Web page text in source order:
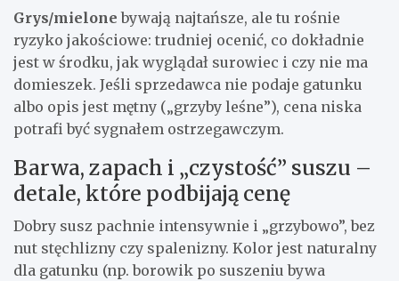
Grys/mielone bywają najtańsze, ale tu rośnie
ryzyko jakościowe: trudniej ocenić, co dokładnie
jest w środku, jak wyglądał surowiec i czy nie ma
domieszek. Jeśli sprzedawca nie podaje gatunku
albo opis jest mętny („grzyby leśne”), cena niska
potrafi być sygnałem ostrzegawczym.
Barwa, zapach i „czystość” suszu –
detale, które podbijają cenę
Dobry susz pachnie intensywnie i „grzybowo”, bez
nut stęchlizny czy spalenizny. Kolor jest naturalny
dla gatunku (np. borowik po suszeniu bywa